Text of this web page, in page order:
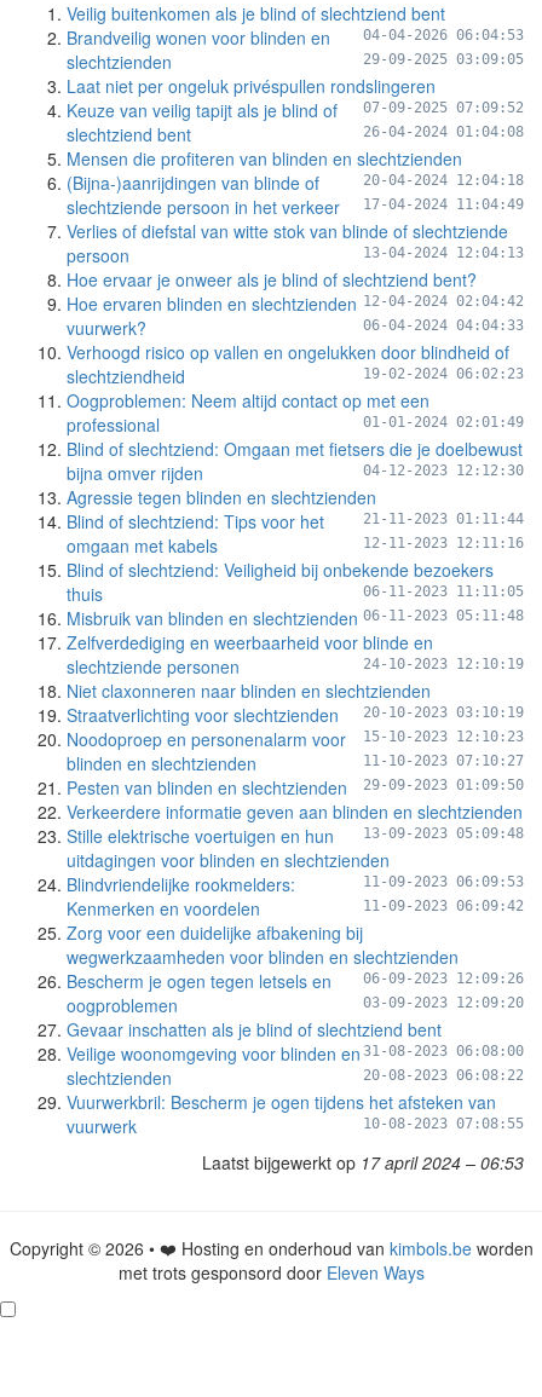
Veilig buitenkomen als je blind of slechtziend bent
04-04-2026 06:04:53
Brandveilig wonen voor blinden en
slechtzienden
29-09-2025 03:09:05
Laat niet per ongeluk privéspullen rondslingeren
07-09-2025 07:09:52
Keuze van veilig tapijt als je blind of
slechtziend bent
26-04-2024 01:04:08
Mensen die profiteren van blinden en slechtzienden
20-04-2024 12:04:18
(Bijna-)aanrijdingen van blinde of
slechtziende persoon in het verkeer
17-04-2024 11:04:49
Verlies of diefstal van witte stok van blinde of slechtziende
persoon
13-04-2024 12:04:13
Hoe ervaar je onweer als je blind of slechtziend bent?
12-04-2024 02:04:42
Hoe ervaren blinden en slechtzienden
vuurwerk?
06-04-2024 04:04:33
Verhoogd risico op vallen en ongelukken door blindheid of
slechtziendheid
19-02-2024 06:02:23
Oogproblemen: Neem altijd contact op met een
professional
01-01-2024 02:01:49
Blind of slechtziend: Omgaan met fietsers die je doelbewust
bijna omver rijden
04-12-2023 12:12:30
Agressie tegen blinden en slechtzienden
21-11-2023 01:11:44
Blind of slechtziend: Tips voor het
omgaan met kabels
12-11-2023 12:11:16
Blind of slechtziend: Veiligheid bij onbekende bezoekers
thuis
06-11-2023 11:11:05
Misbruik van blinden en slechtzienden 06-11-2023 05:11:48
Zelfverdediging en weerbaarheid voor blinde en
slechtziende personen
24-10-2023 12:10:19
Niet claxonneren naar blinden en slechtzienden
20-10-2023 03:10:19
Straatverlichting voor slechtzienden
15-10-2023 12:10:23
Noodoproep en personenalarm voor
blinden en slechtzienden
11-10-2023 07:10:27
Pesten van blinden en slechtzienden 29-09-2023 01:09:50
Verkeerdere informatie geven aan blinden en slechtzienden
13-09-2023 05:09:48
Stille elektrische voertuigen en hun
uitdagingen voor blinden en slechtzienden
11-09-2023 06:09:53
Blindvriendelijke rookmelders:
Kenmerken en voordelen
11-09-2023 06:09:42
Zorg voor een duidelijke afbakening bij
wegwerkzaamheden voor blinden en slechtzienden
06-09-2023 12:09:26
Bescherm je ogen tegen letsels en
oogproblemen
03-09-2023 12:09:20
Gevaar inschatten als je blind of slechtziend bent
31-08-2023 06:08:00
Veilige woonomgeving voor blinden en
slechtzienden
20-08-2023 06:08:22
Vuurwerkbril: Bescherm je ogen tijdens het afsteken van
vuurwerk
10-08-2023 07:08:55
Laatst bijgewerkt op 17 april 2024 – 06:53
Copyright © 2026 • ❤️ Hosting en onderhoud van kimbols.beworden
met trots gesponsord door Eleven Ways